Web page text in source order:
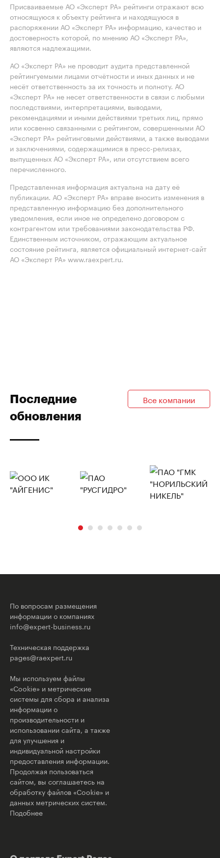
Присваиваемые АО «Эксперт РА» рейтинги отражают всю
относящуюся к объекту рейтинга и находящуюся в
распоряжении АО «Эксперт РА» информацию, качество и
достоверность которой, по мнению АО «Эксперт РА»,
являются надлежащими.
АО «Эксперт РА» не проводит аудита представленной
рейтингуемыми лицами отчётности и иных данных и не
несёт ответственность за их точность и полноту. АО
«Эксперт РА» не несет ответственности в связи с любыми
последствиями, интерпретациями, выводами,
рекомендациями и иными действиями третьих лиц, прямо
или косвенно связанными с рейтингом, совершенными АО
«Эксперт РА» рейтинговыми действиями, а также выводами
и заключениями, содержащимися в пресс-релизах,
выпущенных АО «Эксперт РА», или отсутствием всего
перечисленного.
Представленная информация актуальна на дату её
публикации. АО «Эксперт РА» вправе вносить изменения в
представленную информацию без дополнительного
уведомления, если иное не определено договором с
контрагентом или требованиями законодательства РФ.
Единственным источником, отражающим актуальное
состояние рейтинга, является официальный интернет-сайт
АО «Эксперт РА» www.raexpert.ru.
Последние
обновления
Все компании
По вопросам размещения
информации о компаниях
info@expert-business.ru
Техническая поддержка
pages@raexpert.ru
Мы используем файлы
«Cookie» и метрические
системы для сбора и анализа
информации о
производительности и
использовании сайта, а также
для улучшения и
индивидуальной настройки
предоставления информации.
Продолжая пользоваться
сайтом, вы соглашаетесь на
обработку файлов «Cookie» и
данных метрических систем.
Подобнее